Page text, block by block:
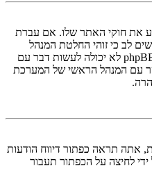
את חוקי האתר שלו. אם עברת
לב כי זוהי החלטת המנהל
הראשי של המערכת, וקבוצת phpBB לא יכולה לעשות דבר עם
עם המנהל הראשי של המערכת
תראה כפתור דיווח הודעות
לחיצה על הכפתור תעבור